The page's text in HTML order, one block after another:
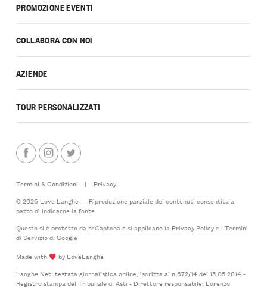
PROMOZIONE EVENTI
COLLABORA CON NOI
AZIENDE
TOUR PERSONALIZZATI
Termini & Condizioni |
Privacy
© 2026 Love Langhe — Riproduzione parziale dei contenuti consentita a
patto di indicarne la fonte
Questo si è protetto da reCaptcha e si applicano la Privacy Policye i Termini
di Serviziodi Google
Made with
by LoveLanghe
Langhe.Net, testata giornalistica online, iscritta al n.672/14 del 15.05.2014 -
Registro stampa del Tribunale di Asti - Direttore responsabile: Lorenzo